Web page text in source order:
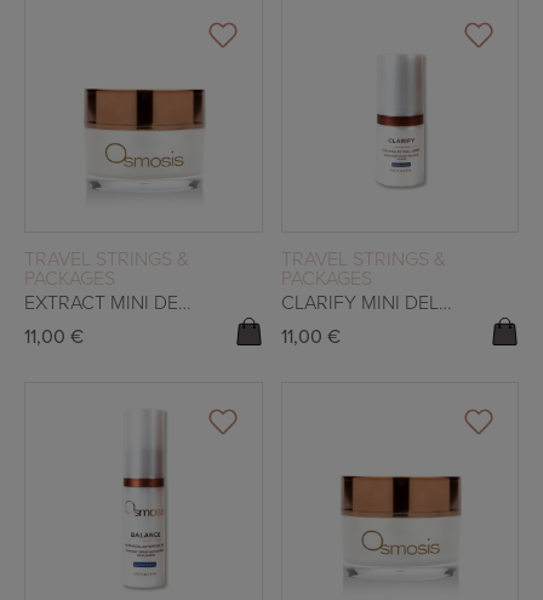
READ MORE
TRAVEL STRINGS &
PACKAGES
EXTRACT MINI DELUXE
11,00 €
READ MORE
TRAVEL STRINGS &
PACKAGES
CLARIFY MINI DELUXE
11,00 €